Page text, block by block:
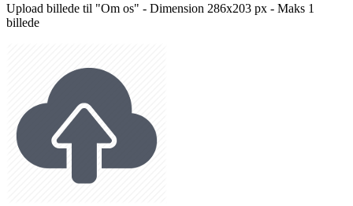
Upload billede til "Om os" - Dimension 286x203 px - Maks 1
billede